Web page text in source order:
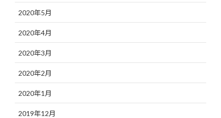
2020年5月
2020年4月
2020年3月
2020年2月
2020年1月
2019年12月